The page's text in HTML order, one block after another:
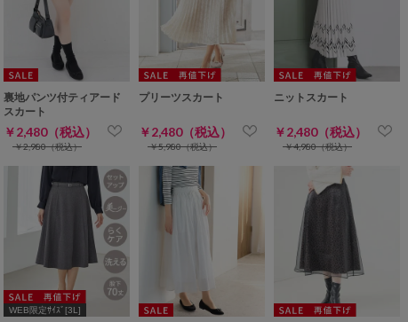
裏地パンツ付ティアード
スカート
￥2,480（税込）
￥2,980（税込）
プリーツスカート
￥2,480（税込）
￥5,980（税込）
ニットスカート
￥2,480（税込）
￥4,980（税込）
WEB限定ｻｲｽﾞ[3L]